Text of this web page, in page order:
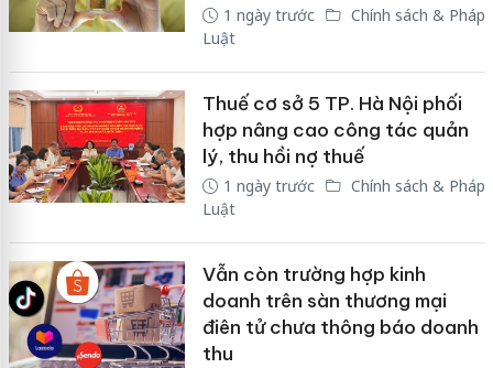
1 ngày trước
Chính sách & Pháp
Luật
Thuế cơ sở 5 TP. Hà Nội phối
hợp nâng cao công tác quản
lý, thu hồi nợ thuế
1 ngày trước
Chính sách & Pháp
Luật
Vẫn còn trường hợp kinh
doanh trên sàn thương mại
điên tử chưa thông báo doanh
thu